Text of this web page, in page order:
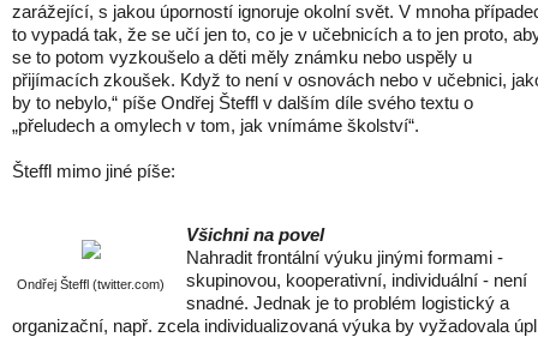
zarážející, s jakou úporností ignoruje okolní svět. V mnoha
to vypadá tak, že se učí jen to, co je v učebnicích a to jen proto,
se to potom vyzkoušelo a děti měly známku nebo uspěly u
přijímacích zkoušek. Když to není v osnovách nebo v učebnici,
by to nebylo,“ píše Ondřej Šteffl v dalším díle svého textu o
„přeludech a omylech v tom, jak vnímáme školství“.
Šteffl mimo jiné píše:
Ondřej Šteffl (twitter.com)
Všichni na povel
Nahradit frontální výuku jinými formami -
skupinovou, kooperativní, individuální - není
snadné. Jednak je to problém logistický a
organizační, např. zcela individualizovaná výuka by vyžadovala